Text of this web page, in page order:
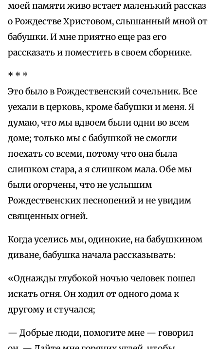
моей памяти живо встает маленький рассказ
о Рождестве Христовом, слышанный мной от
бабушки. И мне приятно еще раз его
рассказать и поместить в своем сборникe.
* * *
Это было в Рождественский сочельник. Все
уехали в церковь, кроме бабушки и меня. Я
думаю, что мы вдвоем были одни во всем
доме; только мы с бабушкой не смогли
поехать со всеми, потому что она была
слишком стара, а я слишком мала. Обе мы
были огорчены, что не услышим
Рождественских песнопений и не увидим
священных огней.
Когда уселись мы, одинокие, на бабушкином
диване, бабушка начала рассказывать:
«Однажды глубокой ночью человек пошел
искать огня. Он ходил от одного дома к
другому и стучался;
— Добрые люди, помогите мне — говорил